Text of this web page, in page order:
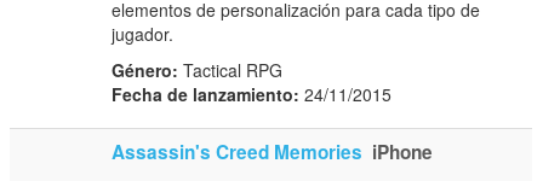
elementos de personalización para cada tipo de
jugador.
Género: Tactical RPG
Fecha de lanzamiento: 24/11/2015
Assassin's Creed Memories iPhone